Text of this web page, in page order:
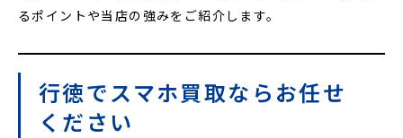
るポイントや当店の強みをご紹介します。
行徳でスマホ買取ならお任せ
ください